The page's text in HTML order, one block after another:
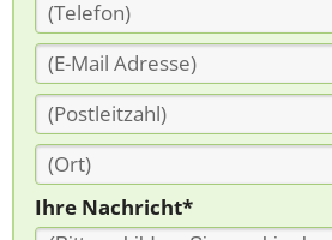
Ihre Nachricht*